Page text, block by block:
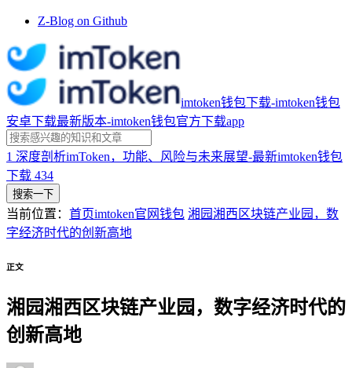
Z-Blog on Github
imtoken钱包下载-imtoken钱包
安卓下载最新版本-imtoken钱包官方下载app
1 深度剖析imToken，功能、风险与未来展望-最新imtoken钱包
下载 434
搜索一下
当前位置： 首页imtoken官网钱包 湘园湘西区块链产业园，数
字经济时代的创新高地
正文
湘园湘西区块链产业园，数字经济时代的
创新高地